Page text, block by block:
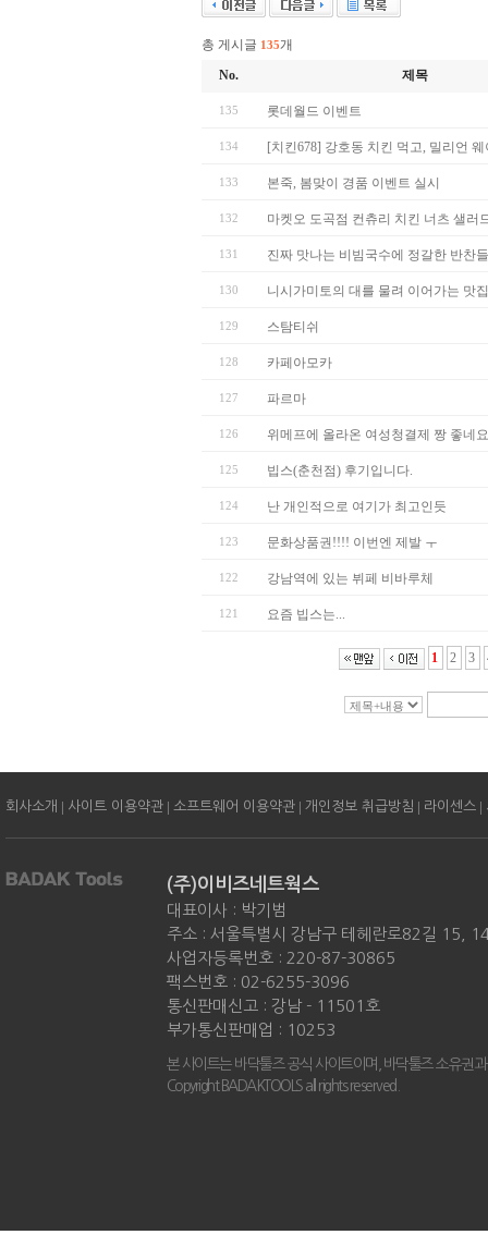
총 게시글 135개
No.
제목
135 롯데월드 이벤트
134 [치킨678] 강호동 치킨 먹고, 밀리언 웨
133 본죽, 봄맞이 경품 이벤트 실시
132 마켓오 도곡점 컨츄리 치킨 너츠 샐러
131 진짜 맛나는 비빔국수에 정갈한 반찬
130 니시가미토의 대를 물려 이어가는 맛집
129 스탐티쉬
128 카페아모카
127 파르마
126 위메프에 올라온 여성청결제 짱 좋네
125 빕스(춘천점) 후기입니다.
124 난 개인적으로 여기가 최고인듯
123 문화상품권!!!! 이번엔 제발 ㅜ
122 강남역에 있는 뷔페 비바루체
121 요즘 빕스는...
1 2 3
회사소개 | 사이트 이용약관 | 소프트웨어 이용약관 | 개인정보 취급방침 | 라이센스 |
(주)이비즈네트웍스
대표이사 : 박기범
주소 : 서울특별시 강남구 테헤란로82길 15,
사업자등록번호 : 220-87-30865
팩스번호 : 02-6255-3096
통신판매신고 : 강남 - 11501호
부가통신판매업 : 10253
본 사이트는 바닥툴즈 공식 사이트이며, 바닥툴즈 소유권
Copyright BADAKTOOLS all rights reserved.